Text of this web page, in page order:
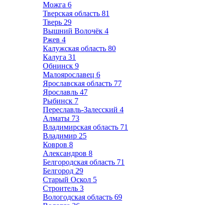
Можга 6
Тверская область 81
Тверь 29
Вышний Волочёк 4
Ржев 4
Калужская область 80
Калуга 31
Обнинск 9
Малоярославец 6
Ярославская область 77
Ярославль 47
Рыбинск 7
Переславль-Залесский 4
Алматы 73
Владимирская область 71
Владимир 25
Ковров 8
Александров 8
Белгородская область 71
Белгород 29
Старый Оскол 5
Строитель 3
Вологодская область 69